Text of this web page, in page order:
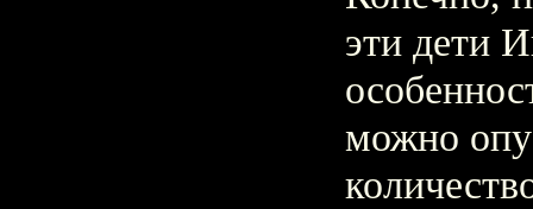
эти дети
можно